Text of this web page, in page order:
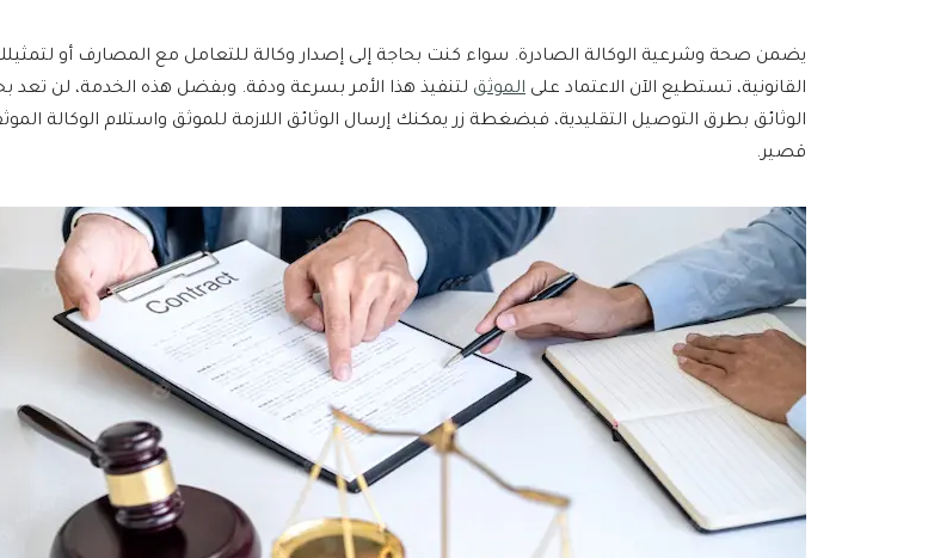
يضمن صحة وشرعية الوكالة الصادرة. سواء كنت بحاجة إلى إصدار وكالة للتعامل مع المصارف أو
القانونية، تستطيع الآن الاعتماد على الموثق لتنفيذ هذا الأمر بسرعة ودقة. وبفضل هذه الخدمة، لن تعد
الوثائق بطرق التوصيل التقليدية، فبضغطة زر يمكنك إرسال الوثائق اللازمة للموثق واستلام الوكالة
قصير.